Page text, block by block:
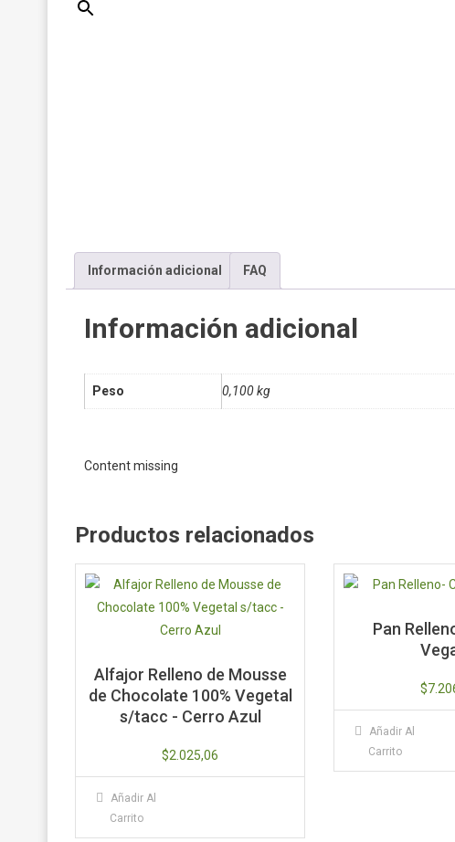
Información adicional FAQ
Información adicional
Peso 0,100 kg
Content missing
Productos relacionados
Alfajor Relleno de Mousse
de Chocolate 100% Vegetal
s/tacc - Cerro Azul
$2.025,06
Añadir Al
Carrito
Pan
$
Añadir Al
Carrito